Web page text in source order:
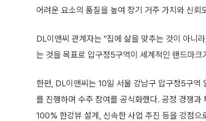
어려운 요소의 품질을 높여 장기 거주 가치와 신뢰
DL이앤씨 관계자는 "집에 삶을 맞추는 것이 아니
는 것을 목표로 압구정5구역이 세계적인 랜드마
한편, DL이앤씨는 10일 서울 강남구 압구정5구
를 진행하며 수주 참여를 공식화했다. 공정 경쟁
100% 한강뷰 설계, 신속한 사업 추진 등을 강점